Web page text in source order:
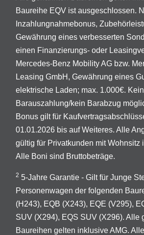
Baureihe EQV ist ausgeschlossen.
Inzahlungnahmebonus,
Gewährung eines verbesserten
einen Finanzierungs- oder
Mercedes-Benz Mobility AG bzw.
Leasing GmbH, Gewährung eines
elektrische Laden; max. 1.000€.
Barauszahlung/kein Barabzug
Bonus gilt für
01.01.2026 bis auf Weiteres. Alle
gültig für Privatkunden mit Wohnsitz
Alle Boni sind Bruttobeträge.
2 5-Jahre Garantie - Gilt für Junge
Personenwagen der folgenden
(H243), EQB (X243), EQE (V295),
SUV (X294), EQS SUV (X296). Alle
Baureihen gelten inklusive AMG.